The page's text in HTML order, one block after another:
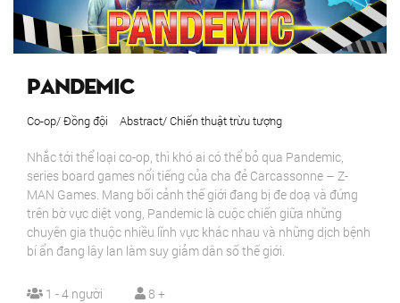
Pandemic
Co-op/ Đồng đội Abstract/ Chiến thuật trừu tượng
Nhắc tới thể loại co-op, thì khó ai có thể bỏ qua Pandemic,
series board games nổi tiếng của cha đẻ Carcassonne – Z-
MAN Games. Mang bối cảnh thế giới đang bị đe doạ và đứng
trên bờ vực diệt vong, Pandemic là cuộc chiến giữa những
chuyên gia thuộc nhiều lĩnh vực khác nhau và những dịch bệnh
bí ẩn đang lây lan làm suy giảm dân số thế giới.
1 - 4 người
8 +